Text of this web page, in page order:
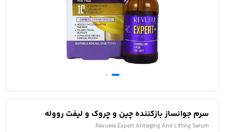
سرم جوانساز بازکننده چین و چروک و لیفت رووله
Revuele Expert Antiaging And Lifting Serum